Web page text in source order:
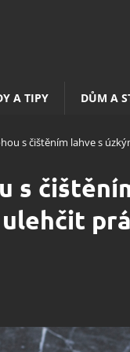
A TIPY DŮM A
s čištěním lahve s
s